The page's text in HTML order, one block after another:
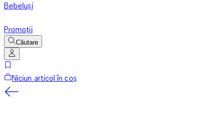
Bebeluși
Promoții
Căutare
Niciun articol în coș